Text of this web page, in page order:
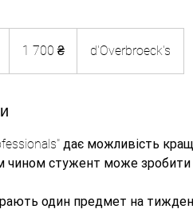
гривень
1 700 ₴ d'Overbroeck's
дає можливість
чином стужент може
один предмет на